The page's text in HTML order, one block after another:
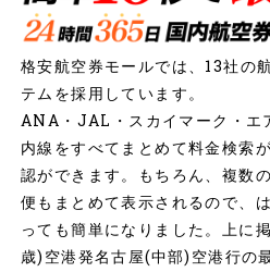
格安航空券モールでは、13社の
テムを採用しています。
ANA・JAL・スカイマーク・エ
内線をすべてまとめて料金検索
認ができます。もちろん、複数
便もまとめて表示されるので、
っても簡単になりました。上に
歳)空港発名古屋(中部)空港行の